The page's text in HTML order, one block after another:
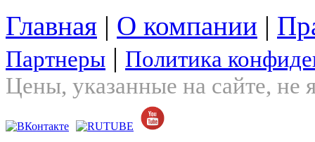
Главная | О компании |
Партнеры | Политика
Цены, указанные на сайте, не